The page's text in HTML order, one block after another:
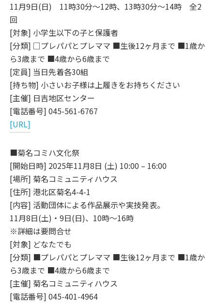
11月9日(日) 11時30分～12時、13時30分～14時 全2
回
[対象] 小学生以下の子と保護者
[分類] □プレパパとプレママ ■生後12ヶ月まで ■1歳か
ら3歳まで ■4歳から6歳まで
[定員] 当日先着各30組
[持ち物] 小さいお子様は上履きをお持ちください
[主催] 日吉地区センター
[電話番号] 045-561-6767
[URL]
■菊名コミハ文化祭
[開始日時] 2025年11月8日 (土) 10:00 – 16:00
[場所] 菊名コミュニティハウス
[住所] 港北区菊名4-4-1
[内容] 活動団体による作品展示や実技発表。
11月8日(土)・9日(日)、10時～16時
※詳細は要問合せ
[対象] どなたでも
[分類] ■プレパパとプレママ ■生後12ヶ月まで ■1歳か
ら3歳まで ■4歳から6歳まで
[主催] 菊名コミュニティハウス
[電話番号] 045-401-4964